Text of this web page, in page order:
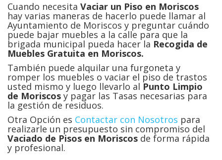
Cuando necesita Vaciar un Piso en Moriscos
hay varias maneras de hacerlo puede llamar al
Ayuntamiento de Moriscos y preguntar cuándo
puede bajar muebles a la calle para que la
brigada municipal pueda hacer la Recogida de
Muebles Gratuita en Moriscos.
También puede alquilar una furgoneta y
romper los muebles o vaciar el piso de trastos
usted mismo y luego llevarlo al Punto Limpio
de Moriscos y pagar las Tasas necesarias para
la gestión de residuos.
Otra Opción es Contactar con Nosotros para
realizarle un presupuesto sin compromiso del
Vaciado de Pisos en Moriscos de forma rápida
y profesional.